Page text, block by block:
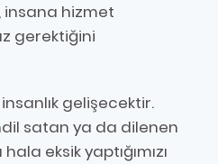
insana hizmet
gerektiğini
gelişecektir.
satan ya da dilenen
eksik yaptığımızı